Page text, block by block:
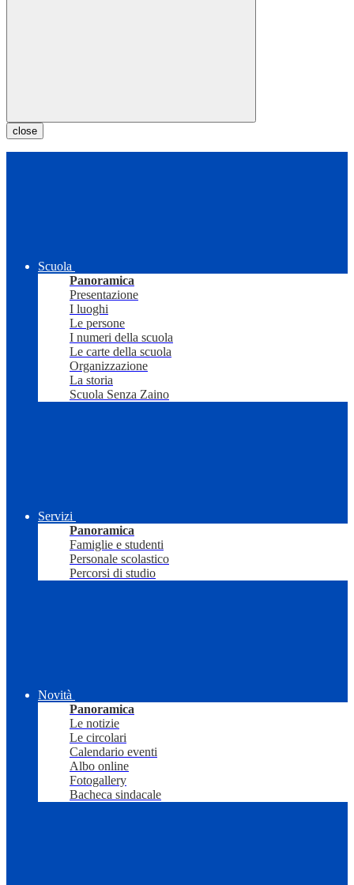
close
Scuola
Panoramica
Presentazione
I luoghi
Le persone
I numeri della scuola
Le carte della scuola
Organizzazione
La storia
Scuola Senza Zaino
Servizi
Panoramica
Famiglie e studenti
Personale scolastico
Percorsi di studio
Novità
Panoramica
Le notizie
Le circolari
Calendario eventi
Albo online
Fotogallery
Bacheca sindacale